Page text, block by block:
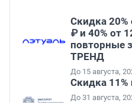
Скидка 20%
₽ и 40% от
повторные
ТРЕНД
До 15 августа,
Скидка 11%
До 31 августа,